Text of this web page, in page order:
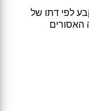
שעות אשר יקבע לפי דתו של
האסורים